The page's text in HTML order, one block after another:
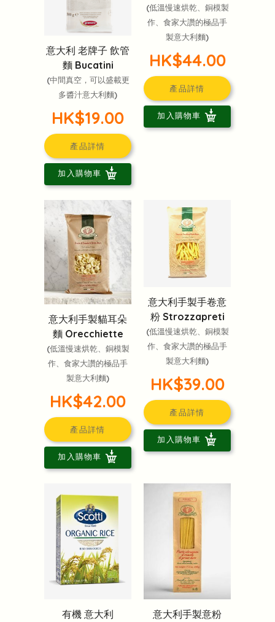
意大利 老牌子 飲管
麵 Bucatini
(中間真空，可以盛載更
多醬汁意大利麵)
HK$19.00
產品詳情
加入購物車
(低溫慢速烘乾、銅模製
作、食家大讚的極品手
製意大利麵)
HK$44.00
產品詳情
加入購物車
意大利手製貓耳朵
麵 Orecchiette
(低溫慢速烘乾、銅模製
作、食家大讚的極品手
製意大利麵)
HK$42.00
產品詳情
加入購物車
意大利手製手卷意
粉 Strozzapreti
(低溫慢速烘乾、銅模製
作、食家大讚的極品手
製意大利麵)
HK$39.00
產品詳情
加入購物車
有機 意大利
意大利手製意粉